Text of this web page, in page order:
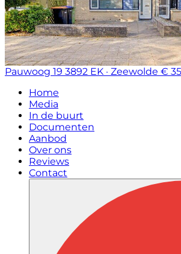
Pauwoog 19 3892 EK · Zeewolde €
Home
Media
In de buurt
Documenten
Aanbod
Over ons
Reviews
Contact